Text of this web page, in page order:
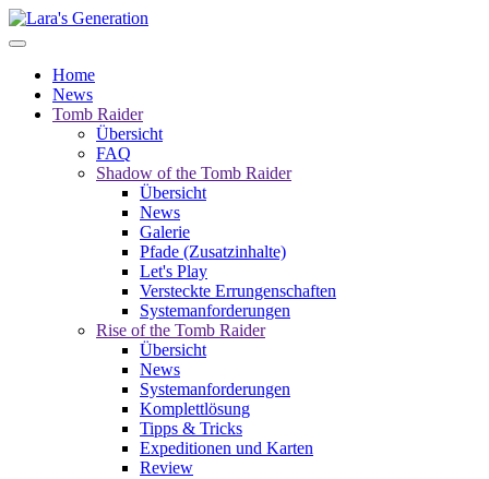
Home
News
Tomb Raider
Übersicht
FAQ
Shadow of the Tomb Raider
Übersicht
News
Galerie
Pfade (Zusatzinhalte)
Let's Play
Versteckte Errungenschaften
Systemanforderungen
Rise of the Tomb Raider
Übersicht
News
Systemanforderungen
Komplettlösung
Tipps & Tricks
Expeditionen und Karten
Review